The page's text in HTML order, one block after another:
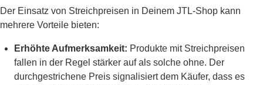
Der Einsatz von Streichpreisen in Deinem JTL-Shop kann
mehrere Vorteile bieten:
Erhöhte Aufmerksamkeit: Produkte mit Streichpreisen
fallen in der Regel stärker auf als solche ohne. Der
durchgestrichene Preis signalisiert dem Käufer, dass es